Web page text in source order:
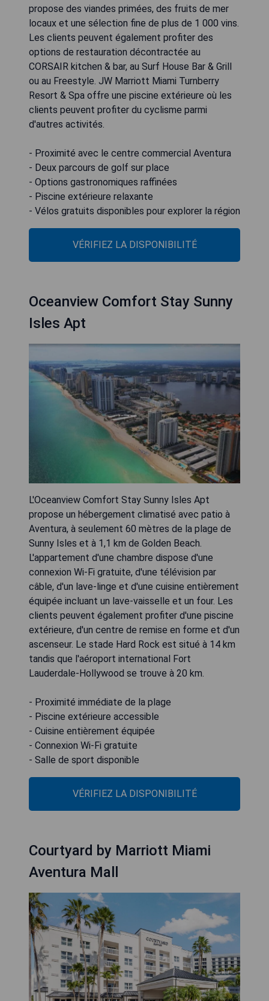
propose des viandes primées, des fruits de mer
locaux et une sélection fine de plus de 1 000 vins.
Les clients peuvent également profiter des
options de restauration décontractée au
CORSAIR kitchen & bar, au Surf House Bar & Grill
ou au Freestyle. JW Marriott Miami Turnberry
Resort & Spa offre une piscine extérieure où les
clients peuvent profiter du cyclisme parmi
d'autres activités.
- Proximité avec le centre commercial Aventura
- Deux parcours de golf sur place
- Options gastronomiques raffinées
- Piscine extérieure relaxante
- Vélos gratuits disponibles pour explorer la région
VÉRIFIEZ LA DISPONIBILITÉ
Oceanview Comfort Stay Sunny
Isles Apt
L'Oceanview Comfort Stay Sunny Isles Apt
propose un hébergement climatisé avec patio à
Aventura, à seulement 60 mètres de la plage de
Sunny Isles et à 1,1 km de Golden Beach.
L'appartement d'une chambre dispose d'une
connexion Wi-Fi gratuite, d'une télévision par
câble, d'un lave-linge et d'une cuisine entièrement
équipée incluant un lave-vaisselle et un four. Les
clients peuvent également profiter d'une piscine
extérieure, d'un centre de remise en forme et d'un
ascenseur. Le stade Hard Rock est situé à 14 km
tandis que l'aéroport international Fort
Lauderdale-Hollywood se trouve à 20 km.
- Proximité immédiate de la plage
- Piscine extérieure accessible
- Cuisine entièrement équipée
- Connexion Wi-Fi gratuite
- Salle de sport disponible
VÉRIFIEZ LA DISPONIBILITÉ
Courtyard by Marriott Miami
Aventura Mall